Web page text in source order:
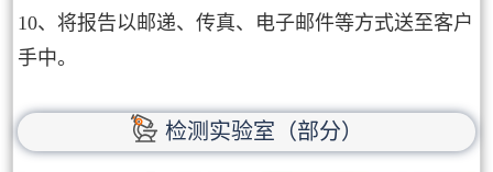
10、将报告以邮递、传真、电子邮件等方式送至客户
手中。
检测实验室（部分）